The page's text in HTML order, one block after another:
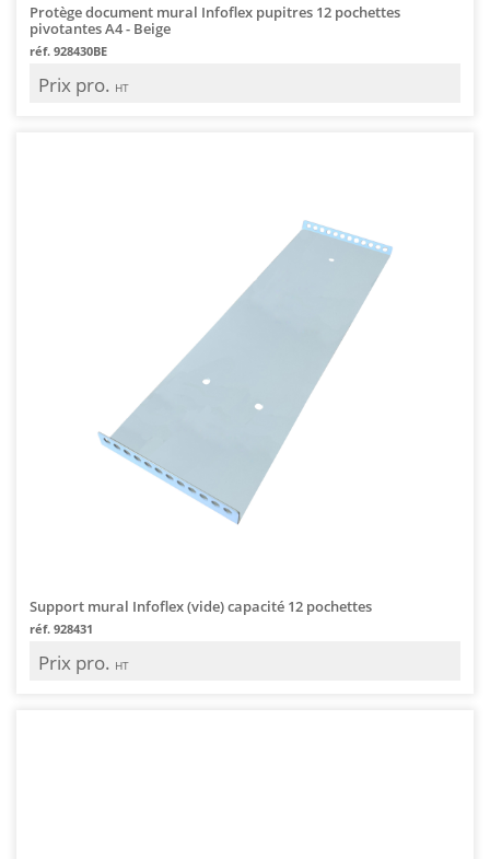
Protège document mural Infoflex pupitres 12 pochettes
pivotantes A4 - Beige
réf. 928430BE
Prix pro. HT
Support mural Infoflex (vide) capacité 12 pochettes
réf. 928431
Prix pro. HT